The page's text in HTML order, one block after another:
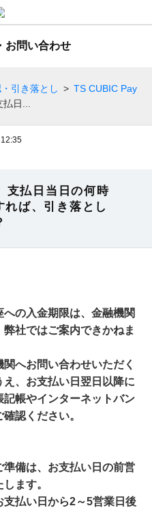
お問い合わせ
引き落とし > TS CUBIC Pay
日...
支払日当日の何時
れば、引き落とし
の入金期限は、金融機関
社ではご案内できかねま
へお問い合わせいただく
、お支払い日翌日以降に
記帳やインターネットバン
認ください。
準備は、お支払い日の前営
ます。
支払い日から2～5営業日後